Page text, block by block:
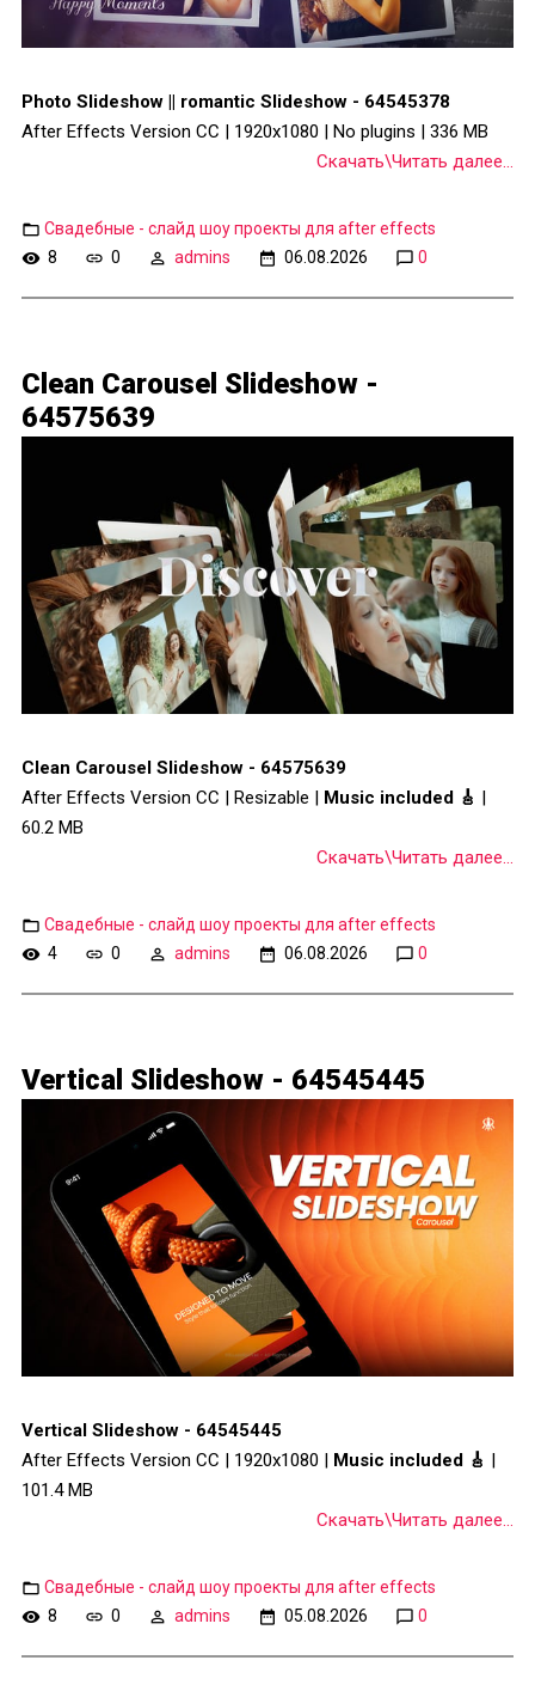
Photo Slideshow || romantic Slideshow - 64545378
After Effects Version CC | 1920x1080 | No plugins | 336 MB
Скачать\Читать далее...
Свадебные - слайд шоу проекты для after effects
8
0 admins 06.08.2026 0
Clean Carousel Slideshow -
64575639
Clean Carousel Slideshow - 64575639
After Effects Version CC | Resizable | Music included 🎸 |
60.2 MB
Скачать\Читать далее...
Свадебные - слайд шоу проекты для after effects
4
0 admins 06.08.2026 0
Vertical Slideshow - 64545445
Vertical Slideshow - 64545445
After Effects Version CC | 1920x1080 | Music included 🎸 |
101.4 MB
Скачать\Читать далее...
Свадебные - слайд шоу проекты для after effects
8
0 admins 05.08.2026 0